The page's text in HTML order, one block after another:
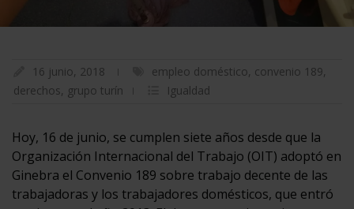
16 junio, 2018 empleo doméstico, convenio 189,
derechos, grupo turín Igualdad
Hoy, 16 de junio, se cumplen siete años desde que la
Organización Internacional del Trabajo (OIT) adoptó en
Ginebra el Convenio 189 sobre trabajo decente de las
trabajadoras y los trabajadores domésticos, que entró